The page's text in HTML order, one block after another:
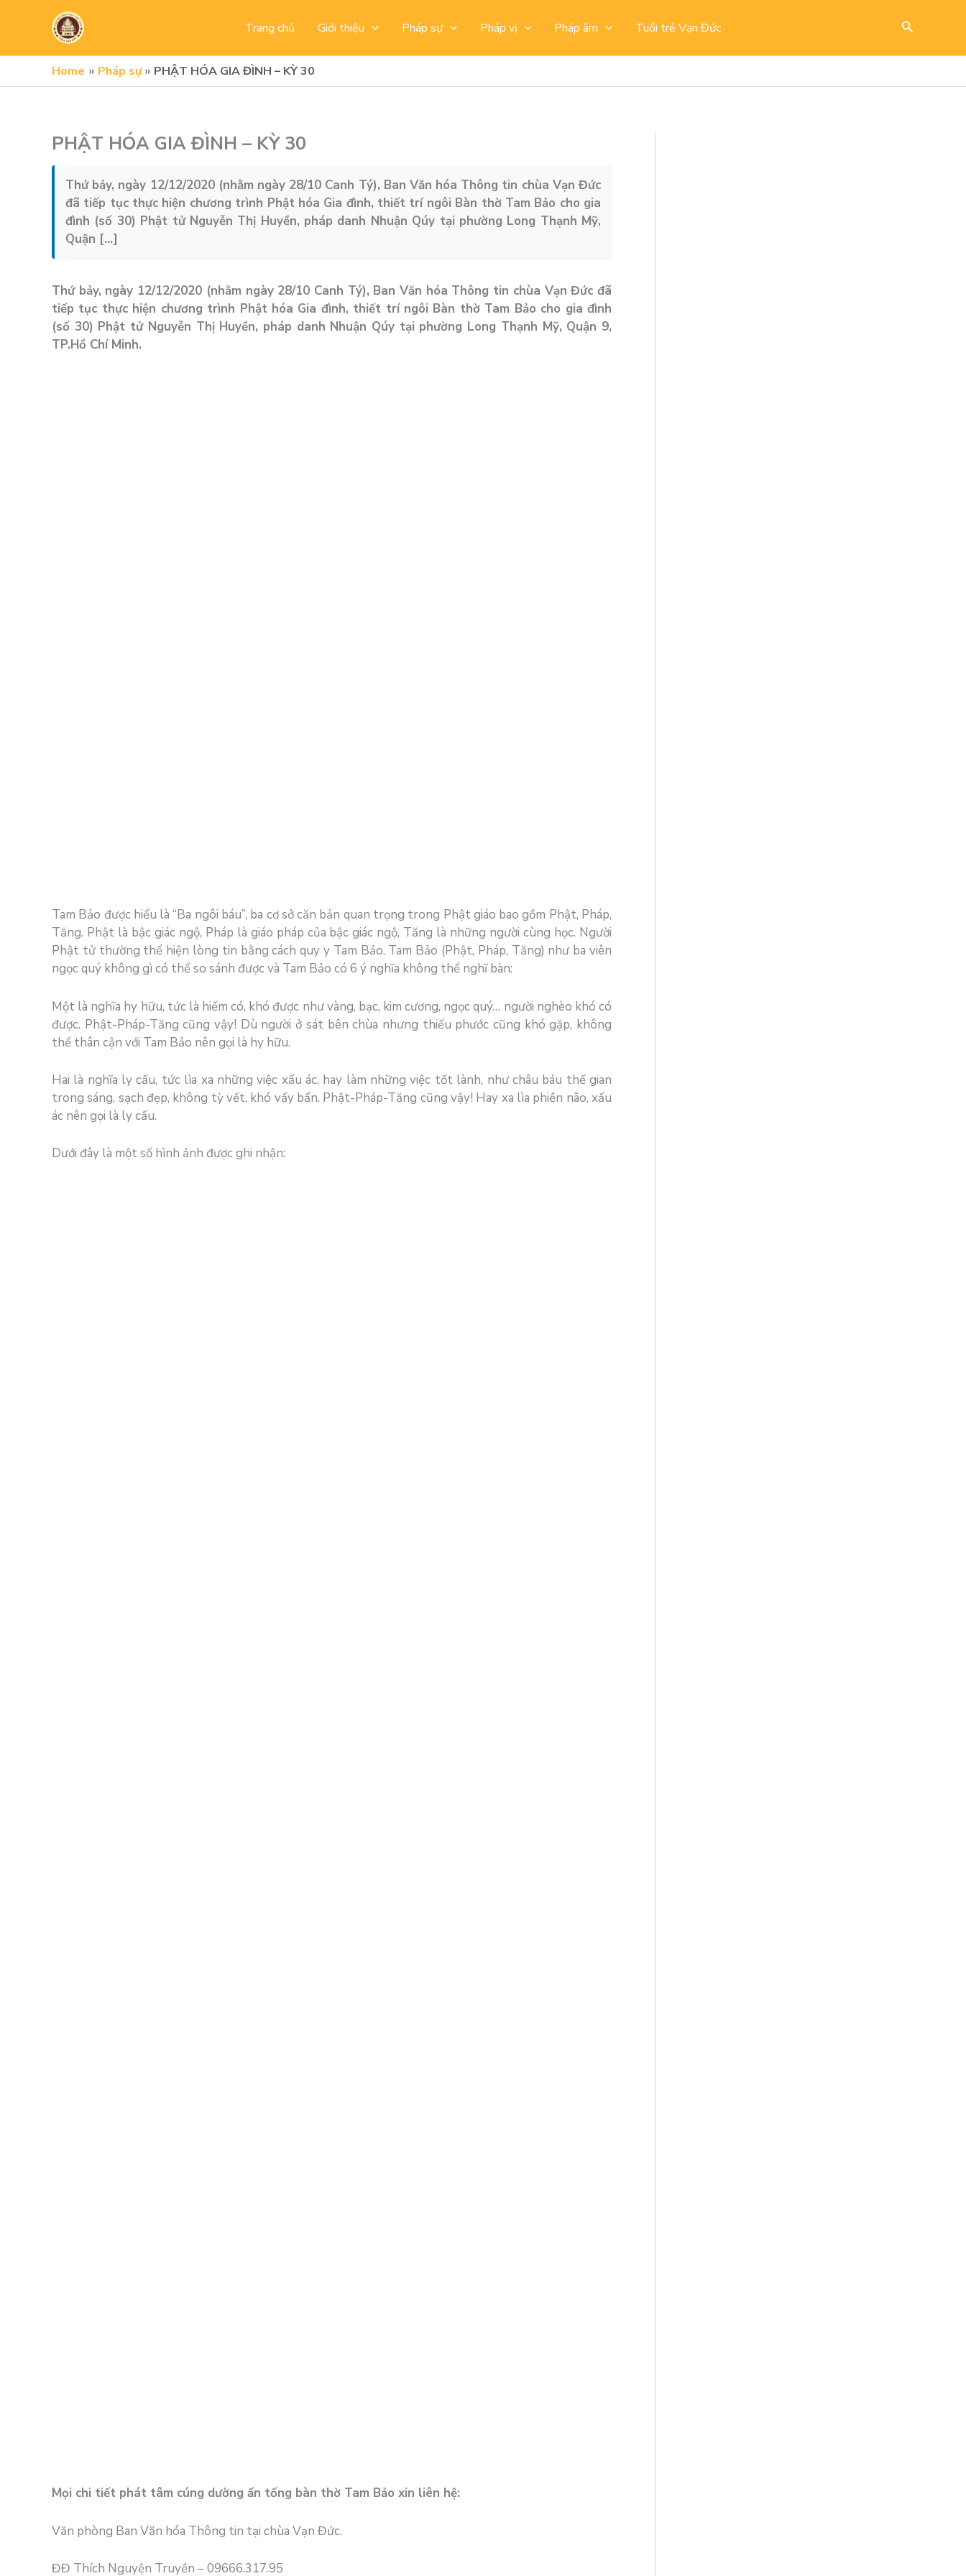
Trang chủ Giới thiệu Pháp sự Pháp vị Pháp âm Tuổi trẻ Vạn Đức Search
Home Pháp sự PHẬT HÓA GIA ĐÌNH – KỲ 30
PHẬT HÓA GIA ĐÌNH – KỲ 30
Thứ bảy, ngày 12/12/2020 (nhằm ngày 28/10 Canh Tý), Ban Văn hóa Thông tin chùa Vạn Đức
đã tiếp tục thực hiện chương trình Phật hóa Gia đình, thiết trí ngôi Bàn thờ Tam Bảo cho gia
đình (số 30) Phật tử Nguyễn Thị Huyền, pháp danh Nhuận Qúy tại phường Long Thạnh Mỹ,
Quận […]
Thứ bảy, ngày 12/12/2020 (nhằm ngày 28/10 Canh Tý), Ban Văn hóa Thông tin chùa Vạn Đức đã
tiếp tục thực hiện chương trình Phật hóa Gia đình, thiết trí ngôi Bàn thờ Tam Bảo cho gia đình
(số 30) Phật tử Nguyễn Thị Huyền, pháp danh Nhuận Qúy tại phường Long Thạnh Mỹ, Quận 9,
TP.Hồ Chí Minh.
Tam Bảo được hiểu là “Ba ngôi báu”, ba cơ sở căn bản quan trọng trong Phật giáo bao gồm Phật, Pháp,
Tăng. Phật là bậc giác ngộ, Pháp là giáo pháp của bậc giác ngộ, Tăng là những người cùng học. Người
Phật tử thường thể hiện lòng tin bằng cách quy y Tam Bảo. Tam Bảo (Phật, Pháp, Tăng) như ba viên
ngọc quý không gì có thể so sánh được và Tam Bảo có 6 ý nghĩa không thể nghĩ bàn:
Một là nghĩa hy hữu, tức là hiếm có, khó được như vàng, bạc, kim cương, ngọc quý… người nghèo khó có
được. Phật-Pháp-Tăng cũng vậy! Dù người ở sát bên chùa nhưng thiếu phước cũng khó gặp, không
thể thân cận với Tam Bảo nên gọi là hy hữu.
Hai là nghĩa ly cấu, tức lìa xa những việc xấu ác, hay làm những việc tốt lành, như châu báu thế gian
trong sáng, sạch đẹp, không tỳ vết, khó vấy bẩn. Phật-Pháp-Tăng cũng vậy! Hay xa lìa phiền não, xấu
ác nên gọi là ly cấu.
Dưới đây là một số hình ảnh được ghi nhận:
Mọi chi tiết phát tâm cúng dường ấn tống bàn thờ Tam Bảo xin liên hệ:
Văn phòng Ban Văn hóa Thông tin tại chùa Vạn Đức.
ĐĐ Thích Nguyện Truyền – 09666.317.95